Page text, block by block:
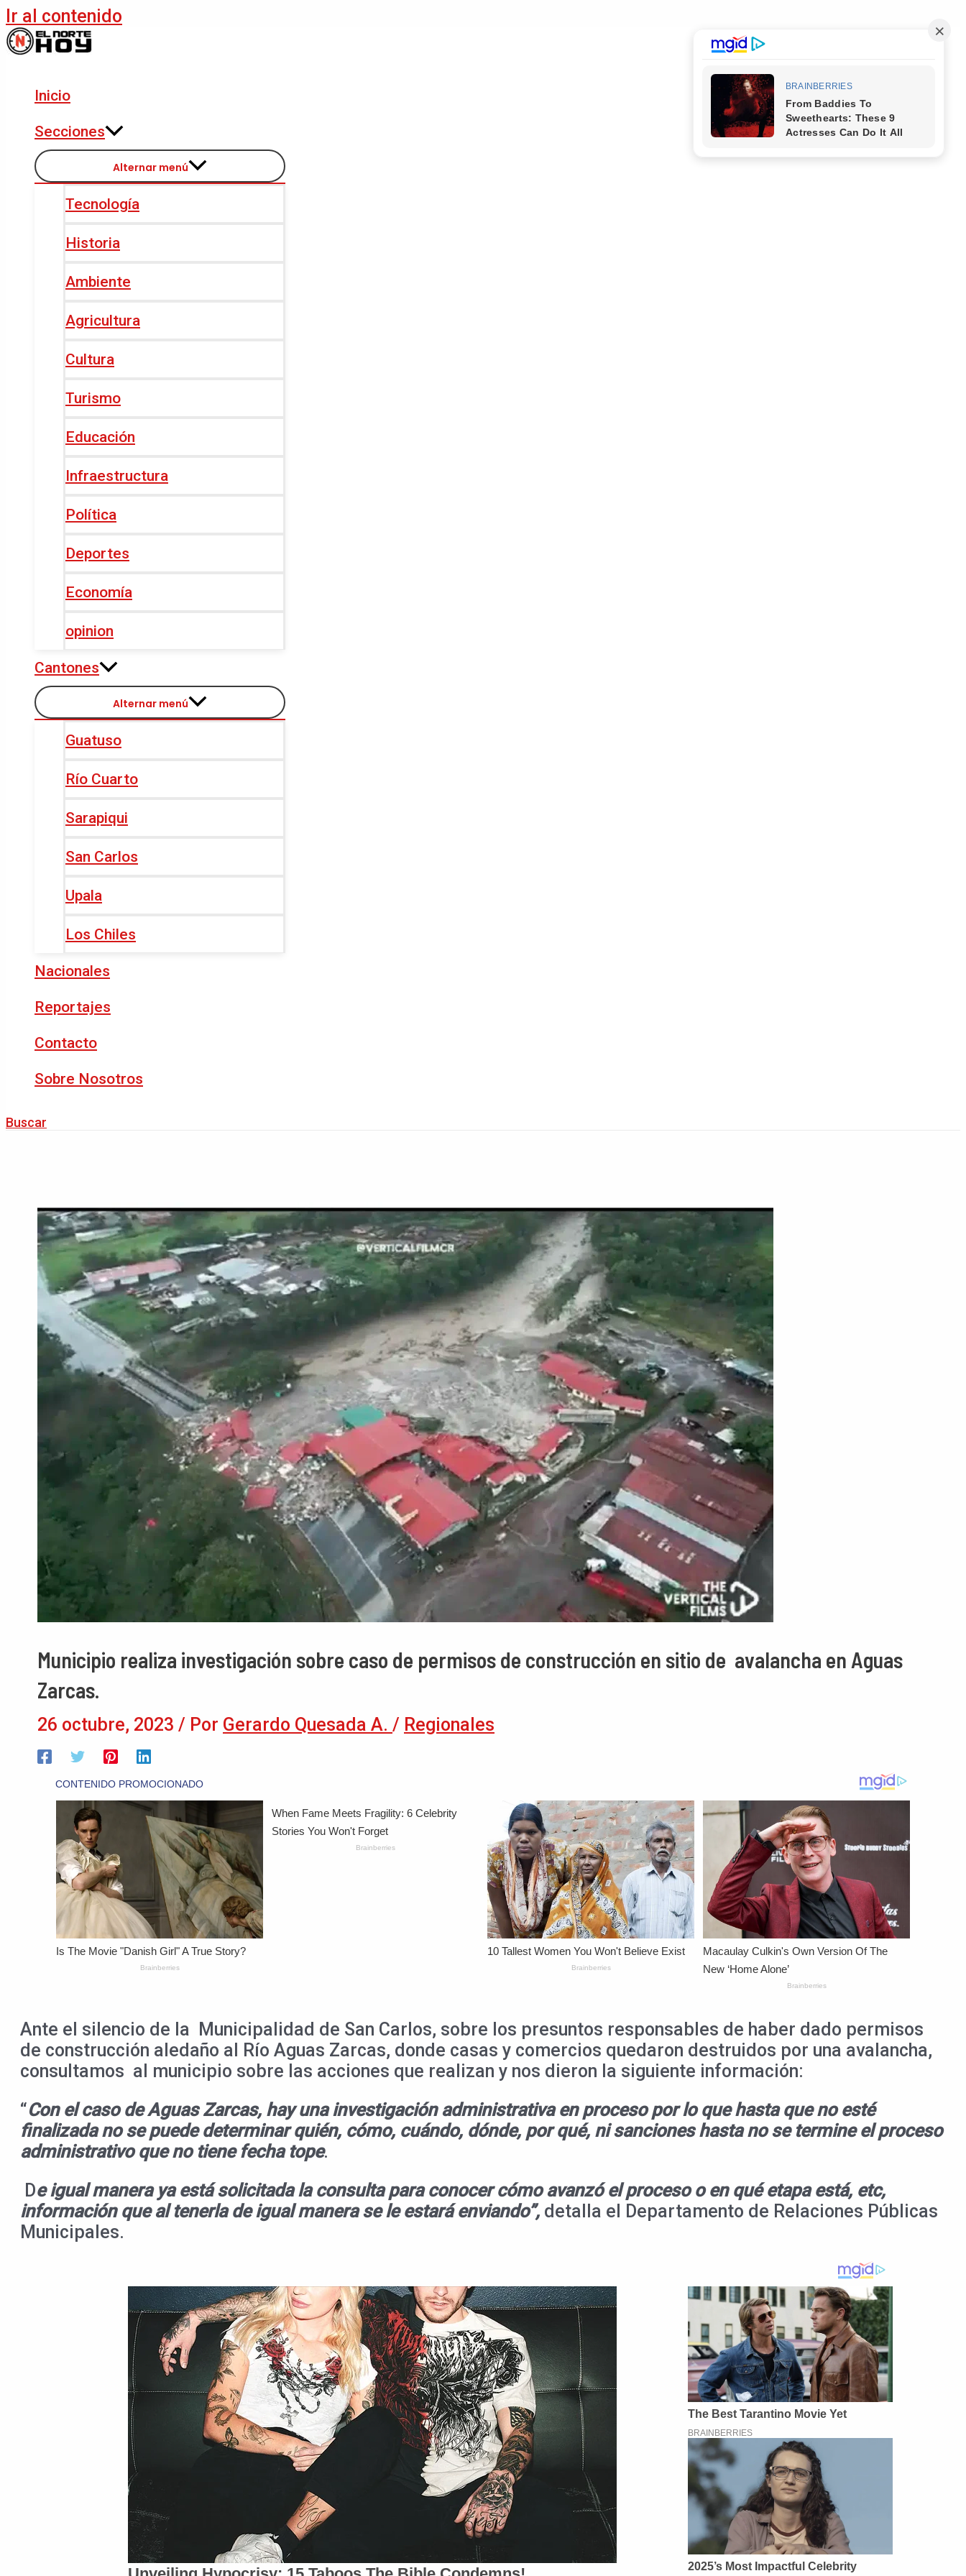
Ir al contenido
Inicio
Secciones
Alternar menú
Tecnología
Historia
Ambiente
Agricultura
Cultura
Turismo
Educación
Infraestructura
Política
Deportes
Economía
opinion
Cantones
Alternar menú
Guatuso
Río Cuarto
Sarapiqui
San Carlos
Upala
Los Chiles
Nacionales
Reportajes
Contacto
Sobre Nosotros
Buscar
Municipio realiza investigación sobre caso de permisos de construcción en sitio de avalancha en Aguas
Zarcas.
26 octubre, 2023 / Por Gerardo Quesada A. / Regionales
Ante el silencio de la Municipalidad de San Carlos, sobre los presuntos responsables de haber dado permisos
de construcción aledaño al Río Aguas Zarcas, donde casas y comercios quedaron destruidos por una avalancha,
consultamos al municipio sobre las acciones que realizan y nos dieron la siguiente información:
“Con el caso de Aguas Zarcas, hay una investigación administrativa en proceso por lo que hasta que no esté
finalizada no se puede determinar quién, cómo, cuándo, dónde, por qué, ni sanciones hasta no se termine el proceso
administrativo que no tiene fecha tope.
De igual manera ya está solicitada la consulta para conocer cómo avanzó el proceso o en qué etapa está, etc,
información que al tenerla de igual manera se le estará enviando”, detalla el Departamento de Relaciones Públicas
Municipales.